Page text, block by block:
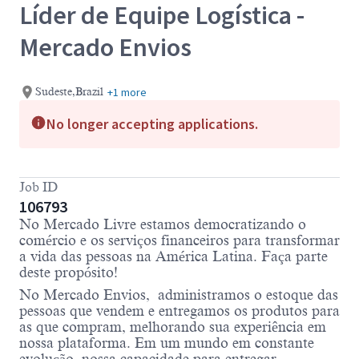
Líder de Equipe Logística -
Mercado Envios
Sudeste,Brazil +1 more
No longer accepting applications.
Job ID
106793
No Mercado Livre estamos democratizando o
comércio e os serviços financeiros para transformar
a vida das pessoas na América Latina. Faça parte
deste propósito!
No Mercado Envios, administramos o estoque das
pessoas que vendem e entregamos os produtos para
as que compram, melhorando sua experiência em
nossa plataforma. Em um mundo em constante